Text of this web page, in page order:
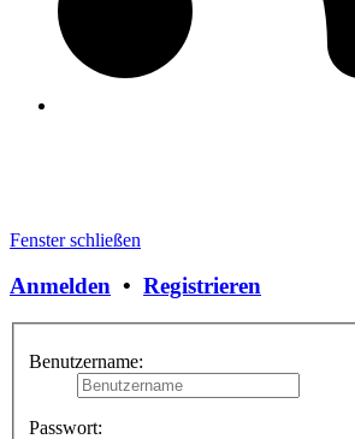
Fenster schließen
Anmelden • Registrieren
Benutzername:
Passwort: